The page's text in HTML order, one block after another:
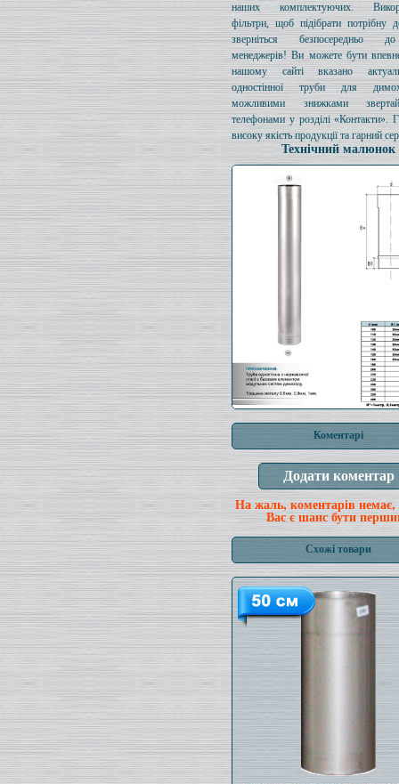
наших комплектуючих.
фільтри, щоб підібрати потрібну
зверніться безпосередньо
менеджерів! Ви можете бути
нашому сайті вказано
одностінної труби для
можливими знижками
телефонами у розділі «Контакти».
високу якість продукції та гарний
Технічний малюнок
Коментарі
На жаль, коментарів немає,
Вас є шанс бути
Схожі товари